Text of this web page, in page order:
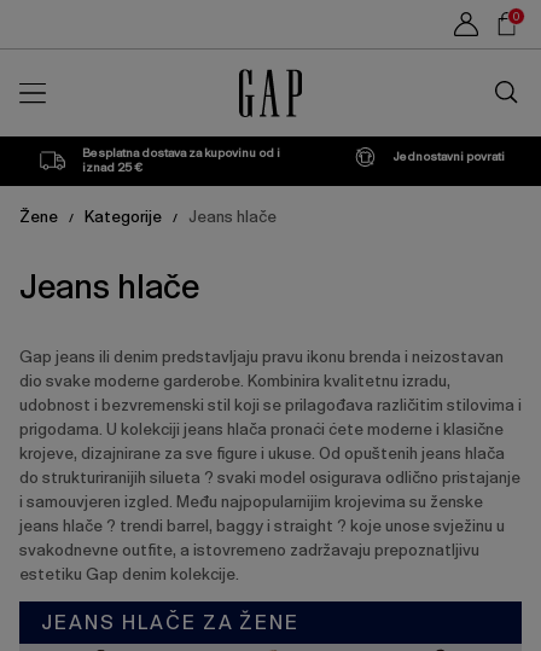
0
trgovini
Besplatna dostava za kupovinu od i
iznad 25 €
Jednostavni povrati
Žene / Kategorije / Jeans hlače
Jeans hlače
Gap jeans ili denim predstavljaju pravu ikonu brenda i neizostavan
dio svake moderne garderobe. Kombinira kvalitetnu izradu,
udobnost i bezvremenski stil koji se prilagođava različitim stilovima i
prigodama. U kolekciji jeans hlača pronaći ćete moderne i klasične
krojeve, dizajnirane za sve figure i ukuse. Od opuštenih jeans hlača
do strukturiranijih silueta ? svaki model osigurava odlično pristajanje
i samouvjeren izgled. Među najpopularnijim krojevima su ženske
jeans hlače ? trendi barrel, baggy i straight ? koje unose svježinu u
svakodnevne outfite, a istovremeno zadržavaju prepoznatljivu
estetiku Gap denim kolekcije.
JEANS HLAČE ZA ŽENE